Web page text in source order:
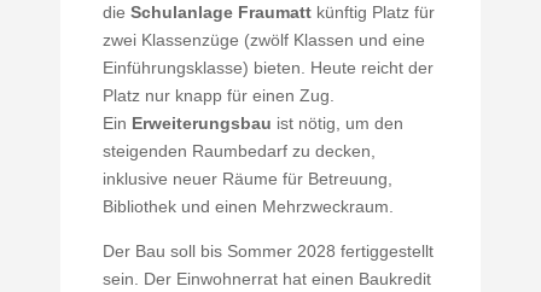
die Schulanlage Fraumattkünftig Platz für
zwei Klassenzüge (zwölf Klassen und eine
Einführungsklasse) bieten. Heute reicht der
Platz nur knapp für einen Zug.
Ein Erweiterungsbau ist nötig, um den
steigenden Raumbedarf zu decken,
inklusive neuer Räume für Betreuung,
Bibliothek und einen Mehrzweckraum.
Der Bau soll bis Sommer 2028 fertiggestellt
sein. Der Einwohnerrat hat einen Baukredit